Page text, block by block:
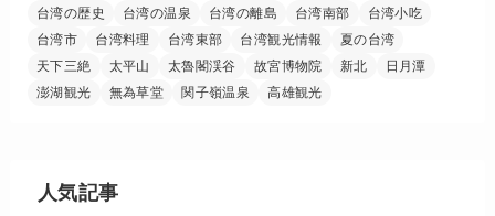
台湾の歴史
台湾の温泉 台湾の離島 台湾南部
台湾小吃
台湾市
台湾料理 台湾東部 台湾観光情報
夏の台湾
天下三絶
太平山 太魯閣渓谷 故宮博物院 新北
日月潭
澎湖観光
無為草堂 関子嶺温泉 高雄観光
人気記事